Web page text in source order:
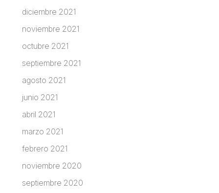
diciembre 2021
noviembre 2021
octubre 2021
septiembre 2021
agosto 2021
junio 2021
abril 2021
marzo 2021
febrero 2021
noviembre 2020
septiembre 2020